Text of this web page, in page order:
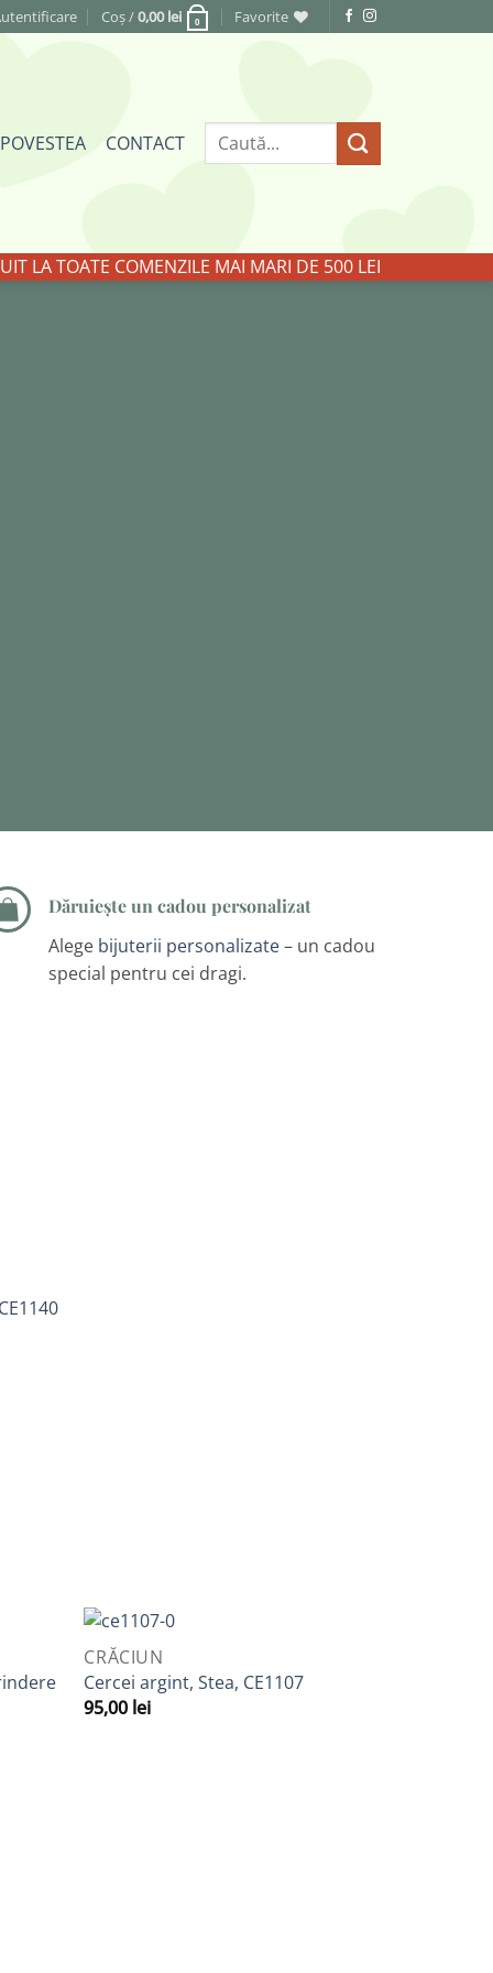
Coș /0,00lei 0 Favorite
POVESTEA CONTACT
Caută
după:
LA TOATE COMENZILE MAI MARI DE 500 LEI
Dăruiește un cadou personalizat
Alege bijuterii personalizate– un cadou
special pentru cei dragi.
QUICK VIEW
CRĂCIUN
Cercei argint, Stea, CE1107
95,00 lei